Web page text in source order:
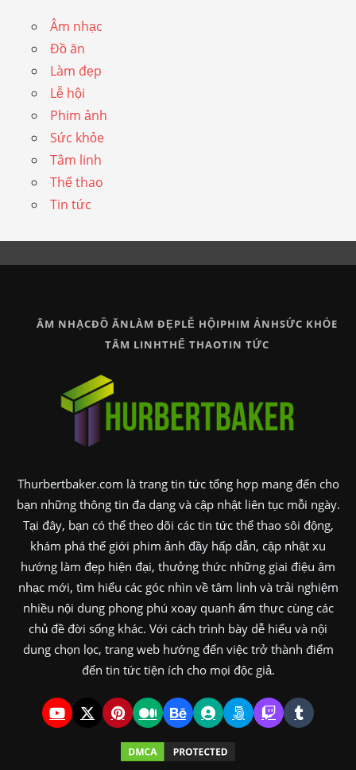
Âm nhạc
Đồ ăn
Làm đẹp
Lễ hội
Phim ảnh
Sức khỏe
Tâm linh
Thể thao
Tin tức
ÂM NHẠCĐỒ ĂNLÀM ĐẸPLỄ HỘIPHIM ẢNHSỨC KHỎE
TÂM LINHTHỂ THAOTIN TỨC
Thurbertbaker.com là trang tin tức tổng hợp mang đến cho
bạn những thông tin đa dạng và cập nhật liên tục mỗi ngày.
Tại đây, bạn có thể theo dõi các tin tức thể thao sôi động,
khám phá thế giới phim ảnh đầy hấp dẫn, cập nhật xu
hướng làm đẹp hiện đại, thưởng thức những giai điệu âm
nhạc mới, tìm hiểu các góc nhìn về tâm linh và trải nghiệm
nhiều nội dung phong phú xoay quanh ẩm thực cùng các
chủ đề đời sống khác. Với cách trình bày dễ hiểu và nội
dung chọn lọc, trang web hướng đến việc trở thành điểm
đến tin tức tiện ích cho mọi độc giả.